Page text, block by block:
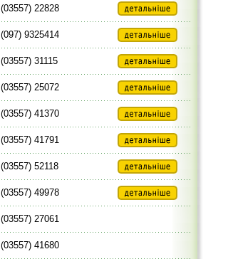
(03557) 22828
(097) 9325414
(03557) 31115
(03557) 25072
(03557) 41370
(03557) 41791
(03557) 52118
(03557) 49978
(03557) 27061
(03557) 41680